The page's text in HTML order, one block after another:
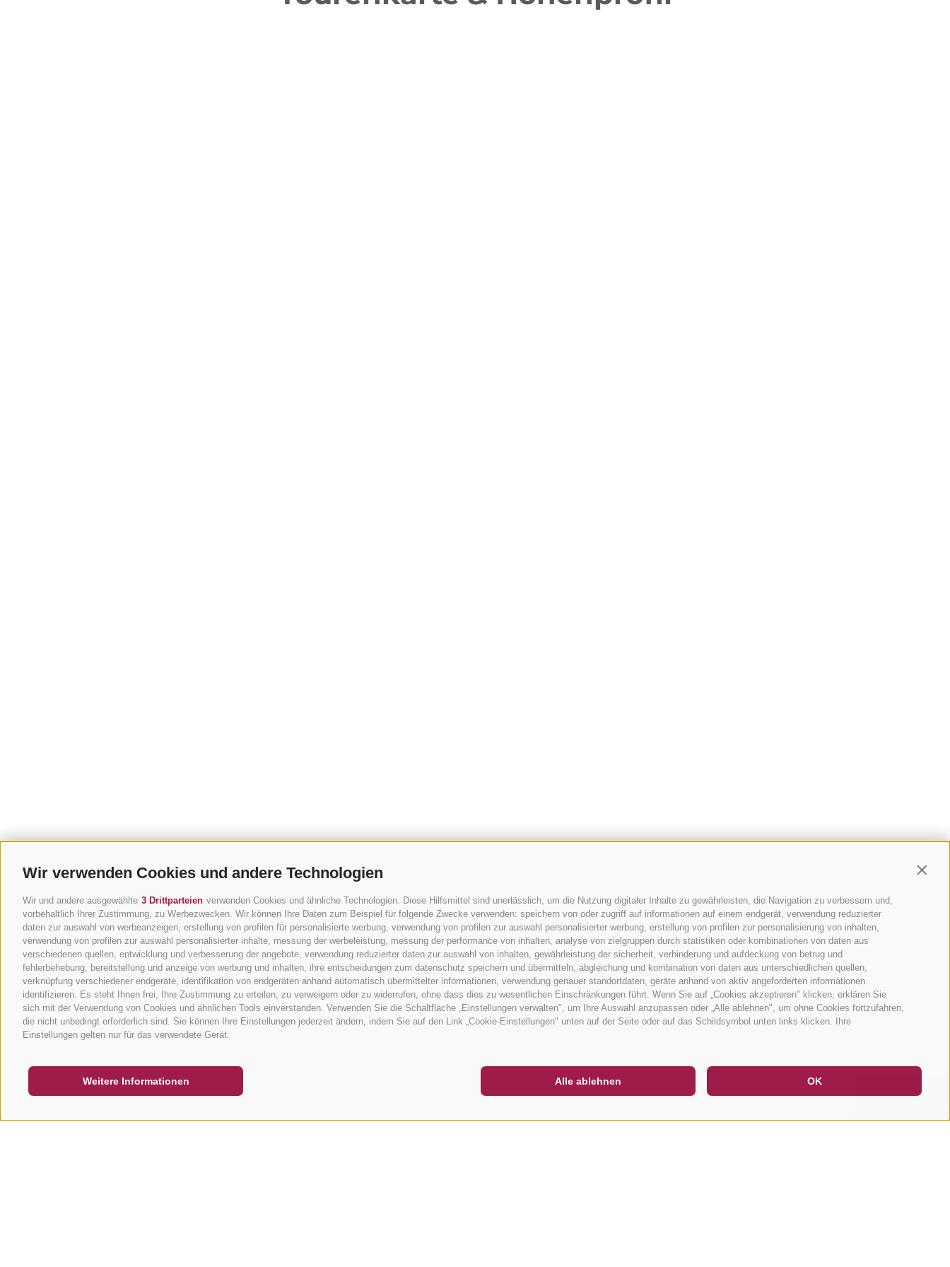
Wir verwenden Cookies und andere Technologien
Wir und andere ausgewählte 3 Drittparteien verwenden Cookies und ähnliche Technologien. Diese Hilfsmittel sind unerlässlich, um die Nutzung digitaler Inhalte zu gewährleisten, die Navigation zu verbessern und,
vorbehaltlich Ihrer Zustimmung, zu Werbezwecken. Wir können Ihre Daten zum Beispiel für folgende Zwecke verwenden: speichern von oder zugriff auf informationen auf einem endgerät, verwendung reduzierter
daten zur auswahl von werbeanzeigen, erstellung von profilen für personalisierte werbung, verwendung von profilen zur auswahl personalisierter werbung, erstellung von profilen zur personalisierung von inhalten,
verwendung von profilen zur auswahl personalisierter inhalte, messung der werbeleistung, messung der performance von inhalten, analyse von zielgruppen durch statistiken oder kombinationen von daten aus
verschiedenen quellen, entwicklung und verbesserung der angebote, verwendung reduzierter daten zur auswahl von inhalten, gewährleistung der sicherheit, verhinderung und aufdeckung von betrug und
fehlerbehebung, bereitstellung und anzeige von werbung und inhalten, ihre entscheidungen zum datenschutz speichern und übermitteln, abgleichung und kombination von daten aus unterschiedlichen quellen,
verknüpfung verschiedener endgeräte, identifikation von endgeräten anhand automatisch übermittelter informationen, verwendung genauer standortdaten, geräte anhand von aktiv angeforderten informationen
identifizieren. Es steht Ihnen frei, Ihre Zustimmung zu erteilen, zu verweigern oder zu widerrufen, ohne dass dies zu wesentlichen Einschränkungen führt. Wenn Sie auf „Cookies akzeptieren" klicken, erklären Sie
sich mit der Verwendung von Cookies und ähnlichen Tools einverstanden. Verwenden Sie die Schaltfläche „Einstellungen verwalten", um Ihre Auswahl anzupassen oder „Alle ablehnen", um ohne Cookies fortzufahren,
die nicht unbedingt erforderlich sind. Sie können Ihre Einstellungen jederzeit ändern, indem Sie auf den Link „Cookie-Einstellungen" unten auf der Seite oder auf das Schildsymbol unten links klicken. Ihre
Einstellungen gelten nur für das verwendete Gerät.
OK
Alle ablehnen
Weitere Informationen
GUTSCHEINE FAQ - QUALITÄTSGARANTIE
ANFRAGE WANN? WEITER